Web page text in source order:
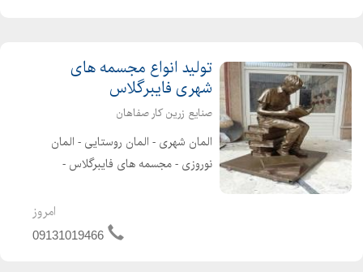
تولید انواع مجسمه های
شهری فایبرگلاس
صنایع زرین کار صفاهان
المان شهری - المان روستایی - المان
نوروزی - مجسمه های فایبرگلاس -
فایبرگلاس - مجسمه های شهری طراحی و
تولید انواع المان های شهری، روستایی و
امروز
09131019466